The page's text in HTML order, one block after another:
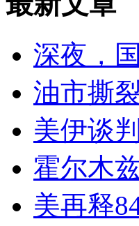
深夜，
油市撕
美伊谈
霍尔木
美再释